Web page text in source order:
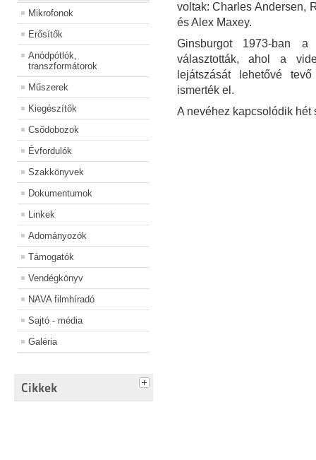
Mikrofonok
Erősítők
Anódpótlók,
transzformátorok
Műszerek
Kiegészítők
Csődobozok
Évfordulók
Szakkönyvek
Dokumentumok
Linkek
Adományozók
Támogatók
Vendégkönyv
NAVA filmhíradó
Sajtó - média
Galéria
Cikkek
voltak: Charles Andersen,
és Alex Maxey.
Ginsburgot 1973-ban
választották, ahol a
lejátszását lehetővé
ismerték el.
A nevéhez kapcsolódik hét